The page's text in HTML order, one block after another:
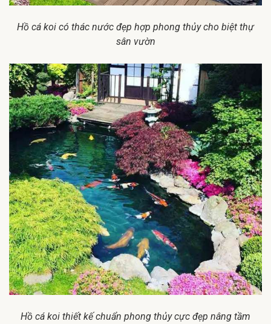
Hồ cá koi có thác nước đẹp hợp phong thủy cho biệt thự
sân vườn
Hồ cá koi thiết kế chuẩn phong thủy cực đẹp nâng tầm